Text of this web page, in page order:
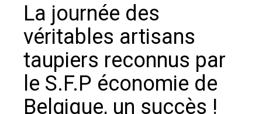
La journée des
véritables artisans
taupiers reconnus par
le S.F.P économie de
Belgique, un succès !